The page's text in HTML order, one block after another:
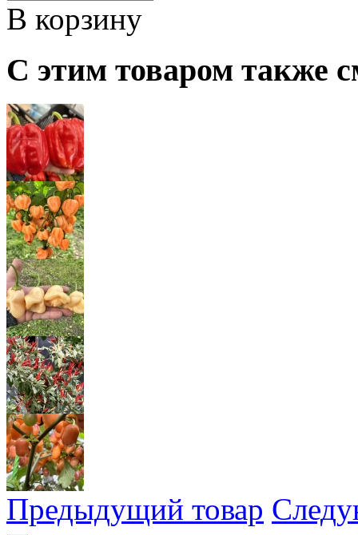
В корзину
С этим товаром также
Предыдущий товар